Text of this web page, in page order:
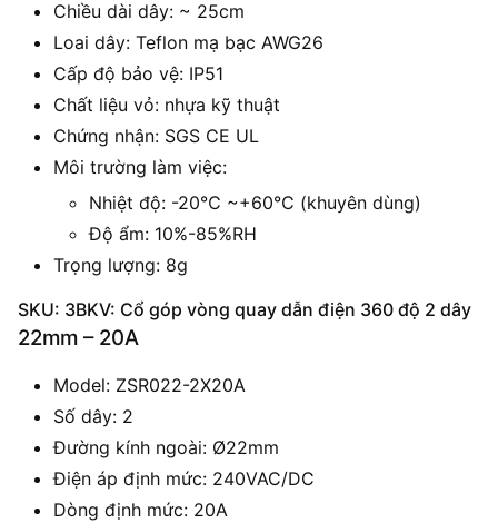
Chiều dài dây: ~ 25cm
Loai dây: Teflon mạ bạc AWG26
Cấp độ bảo vệ: IP51
Chất liệu vỏ: nhựa kỹ thuật
Chứng nhận: SGS CE UL
Môi trường làm việc:
Nhiệt độ: -20℃ ~+60℃ (khuyên dùng)
Độ ẩm: 10%-85%RH
Trọng lượng: 8g
SKU: 3BKV: Cổ góp vòng quay dẫn điện 360 độ 2 dây
22mm – 20A
Model: ZSR022-2X20A
Số dây: 2
Đường kính ngoài: Ø22mm
Điện áp định mức: 240VAC/DC
Dòng định mức: 20A